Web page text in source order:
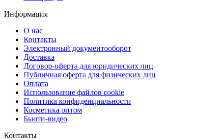
Информация
О нас
Контакты
Электронный документооборот
Доставка
Договор-оферта для юридических лиц
Публичная оферта для физических лиц
Оплата
Использование файлов cookie
Политика конфиденциальности
Косметика оптом
Бьюти-видео
Контакты